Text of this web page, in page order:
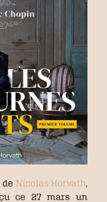
de Nicolas Horvath,
ce 27 mars un